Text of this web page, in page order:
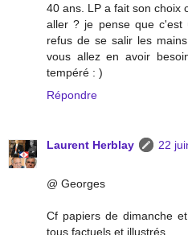
40 ans. LP a fait son choix
aller ? je pense que c'est
refus de se salir les
vous allez en avoir
tempéré : )
Répondre
Laurent Herblay 22
@ Georges
Cf papiers de dimanche
tous factuels et illustrés.